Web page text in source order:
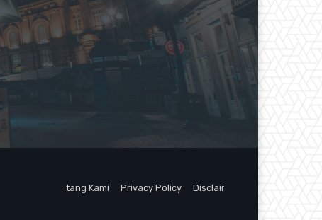
Tentang Kami Privacy Policy Disclaimer